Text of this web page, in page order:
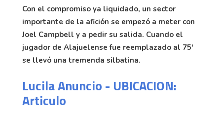
Con el compromiso ya liquidado, un sector
importante de la afición se empezó a meter con
Joel Campbell y a pedir su salida. Cuando el
jugador de Alajuelense fue reemplazado al 75'
se llevó una tremenda silbatina.
Lucila Anuncio - UBICACION:
Articulo